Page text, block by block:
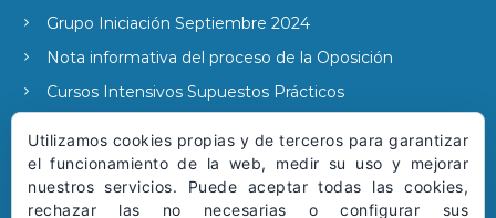
Grupo Iniciación Septiembre 2024
Nota informativa del proceso de la Oposición
Cursos Intensivos Supuestos Prácticos
Utilizamos cookies propias y de terceros para garantizar
el funcionamiento de la web, medir su uso y mejorar
nuestros servicios. Puede aceptar todas las cookies,
rechazar las no necesarias o configurar sus